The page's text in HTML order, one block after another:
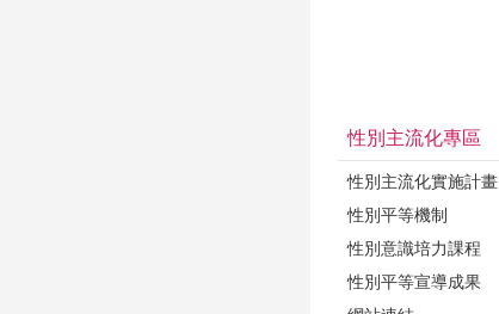
性別主流化專區
性別主流化實施計畫
性別平等機制
性別意識培力課程
性別平等宣導成果